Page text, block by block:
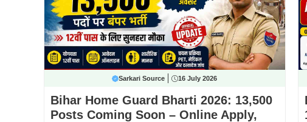
Sarkari Source 16 July 2026
Bihar Home Guard Bharti 2026: 13,500
Posts Coming Soon – Online Apply,